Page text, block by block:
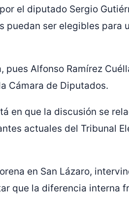
el diputado Sergio
ser elegibles para
Alfonso Ramírez
Cámara de Diputados.
en que la discusión se
actuales del Tribunal
en San Lázaro,
que la diferencia interna